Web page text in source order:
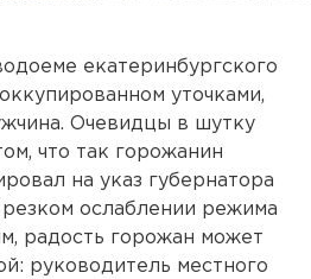
екатеринбургского
уточками,
Очевидцы в шутку
что так горожанин
на указ губернатора
ослаблении режима
радость горожан может
руководитель местного